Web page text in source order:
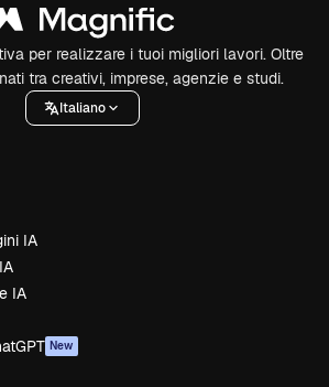
per realizzare i tuoi migliori lavori. Oltre
tra creativi, imprese, agenzie e studi.
Italiano
IA
IA
New